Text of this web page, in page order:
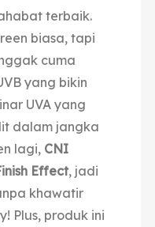
terbaik.
biasa, tapi
cuma
yang bikin
UVA yang
dalam jangka
lagi, CNI
Effect, jadi
khawatir
Plus, produk ini